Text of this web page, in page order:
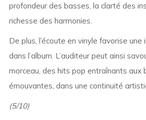
profondeur des basses, la clarté des
richesse des harmonies.
De plus, l’écoute en vinyle favorise
dans l’album. L’auditeur peut ainsi
morceau, des hits pop entraînants aux
émouvantes, dans une continuité
(5/10)